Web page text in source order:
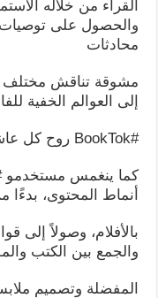
القراء من خلاله
والحصول على توصيات
محادثات
مشوقة تناقش مختلف
إلى العوالم الخفية
#BookTok روح كل عاشق للكتب ومتطلباته.
أنماط المحتوى، بدءًا
بالأفلام، وصولاً إلى
والجمع بين الكتب
المفضلة وتصميم